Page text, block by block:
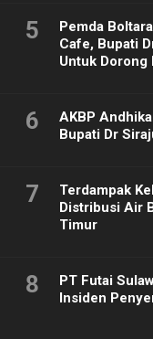
5
Pemda
Cafe, Bupati
Untuk Dorong
6
AKBP
Bupati Dr
7
Terdampak
Distribusi Air
Timur
8
PT Futai
Insiden